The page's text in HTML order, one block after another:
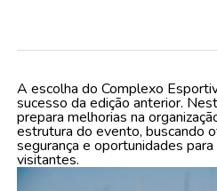
A escolha do Complexo
sucesso da edição anterior.
prepara melhorias na
estrutura do evento, buscando
segurança e oportunidades
visitantes.